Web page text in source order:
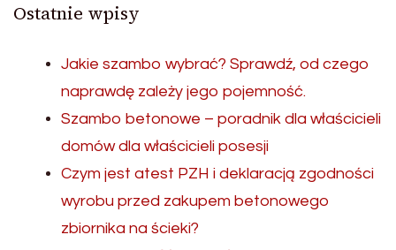
Ostatnie wpisy
Jakie szambo wybrać? Sprawdź, od czego
naprawdę zależy jego pojemność.
Szambo betonowe – poradnik dla właścicieli
domów dla właścicieli posesji
Czym jest atest PZH i deklaracją zgodności
wyrobu przed zakupem betonowego
zbiornika na ścieki?